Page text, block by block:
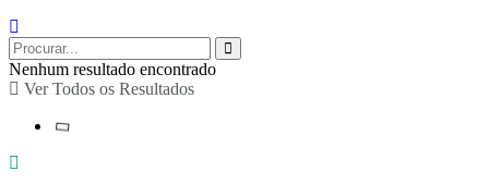
Nenhum resultado encontrado
Ver Todos os Resultados